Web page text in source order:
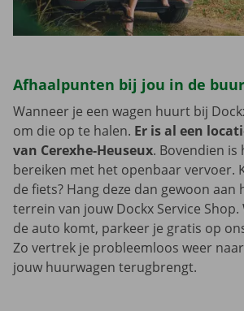
Afhaalpunten bij jou in de
Wanneer je een wagen huurt bij
om die op te halen. Er is al een
van Cerexhe-Heuseux. Bovendien is
bereiken met het openbaar vervoer.
de fiets? Hang deze dan gewoon
terrein van jouw Dockx Service
de auto komt, parkeer je gratis op
Zo vertrek je probleemloos weer
jouw huurwagen terugbrengt.